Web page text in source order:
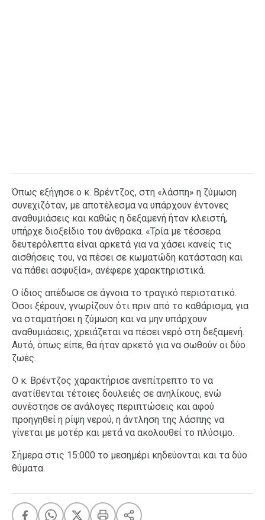
Όπως εξήγησε ο κ. Βρέντζος, στη «λάσπη» η ζύμωση
συνεχιζόταν, με αποτέλεσμα να υπάρχουν έντονες
αναθυμιάσεις και καθώς η δεξαμενή ήταν κλειστή,
υπήρχε διοξείδιο του άνθρακα. «Τρία με τέσσερα
δευτερόλεπτα είναι αρκετά για να χάσει κανείς τις
αισθήσεις του, να πέσει σε κωματώδη κατάσταση και
να πάθει ασφυξία», ανέφερε χαρακτηριστικά.
Ο ίδιος απέδωσε σε άγνοια το τραγικό περιστατικό.
Όσοι ξέρουν, γνωρίζουν ότι πριν από το καθάρισμα, για
να σταματήσει η ζύμωση και να μην υπάρχουν
αναθυμιάσεις, χρειάζεται να πέσει νερό στη δεξαμενή.
Αυτό, όπως είπε, θα ήταν αρκετό για να σωθούν οι δύο
ζωές.
Ο κ. Βρέντζος χαρακτήρισε ανεπίτρεπτο το να
ανατίθενται τέτοιες δουλειές σε ανηλίκους, ενώ
συνέστησε σε ανάλογες περιπτώσεις και αφού
προηγηθεί η ρίψη νερού, η άντληση της λάσπης να
γίνεται με μοτέρ και μετά να ακολουθεί το πλύσιμο.
Σήμερα στις 15:000 το μεσημέρι κηδεύονται και τα δύο
θύματα.